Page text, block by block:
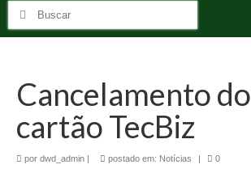
Cancelamento do
cartão TecBiz
por dwd_admin postado em: Notícias 0